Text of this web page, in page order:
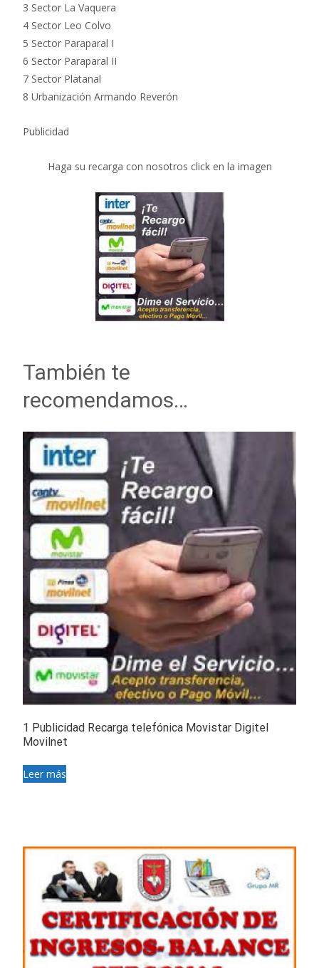
3 Sector La Vaquera
4 Sector Leo Colvo
5 Sector Paraparal I
6 Sector Paraparal II
7 Sector Platanal
8 Urbanización Armando Reverón
Publicidad
Haga su recarga con nosotros click en la imagen
También te
recomendamos…
1 Publicidad Recarga telefónica Movistar Digitel
Movilnet
Leer más